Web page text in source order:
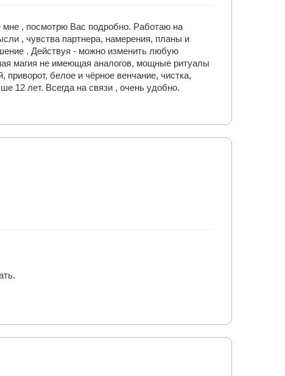
, посмотрю Вас подробно. Работаю на
, чувства партнера, намерения, планы и
. Действуя - можно изменить любую
магия не имеющая аналогов, мощные ритуалы
белое и чёрное венчание, чистка,
12 лет. Всегда на связи , очень удобно.